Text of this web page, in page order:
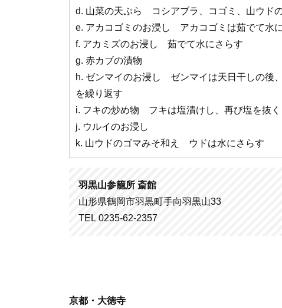
d. 山菜の天ぷら コシアブラ、コゴミ、山ウド
e. アカコゴミのお浸し アカコゴミは茹でて水
f. アカミズのお浸し 茹でて水にさらす
g. 赤カブの漬物
h. ゼンマイのお浸し ゼンマイは天日干しの後
を繰り返す
i. フキの炒め物 フキは塩漬けし、再び塩を抜く
j. ウルイのお浸し
k. 山ウドのゴマみそ和え ウドは水にさらす
羽黒山参籠所 斎館
山形県鶴岡市羽黒町手向羽黒山33
TEL 0235-62-2357
京都・大徳寺